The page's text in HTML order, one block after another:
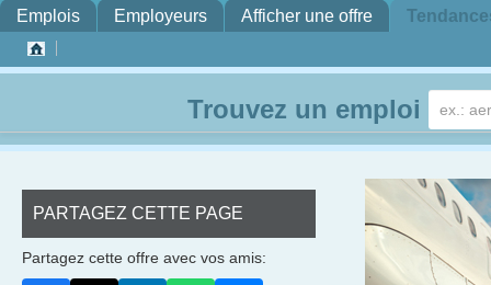
Emplois Employeurs Afficher une offre
Trouvez un emploi
PARTAGEZ CETTE PAGE
Partagez cette offre avec vos amis: